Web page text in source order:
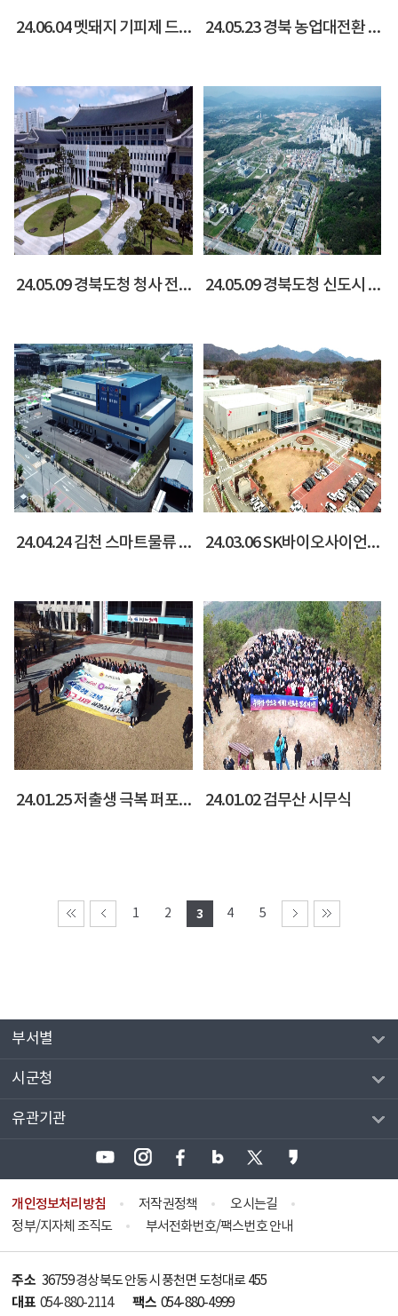
24.06.04 멧돼지 기피제 드론 살포 현장 24.05.23 경북 농업대전환 성과보고회(문경 영순면 들녘)
24.05.09 경북도청 청사 전경 24.05.09 경북도청 신도시 전경
24.04.24 김천 스마트물류 복합시설 24.03.06 SK바이오사이언스 안동공장
24.01.25 저출생 극복 퍼포먼스 24.01.02 검무산 시무식
1 2 3 4 5
부서별
시군청
유관기관
개인정보처리방침 저작권정책
오시는길
정부/지자체 조직도
부서전화번호/팩스번호 안내
주소 36759 경상북도 안동시 풍천면 도청대로 455
대표 054-880-2114 팩스 054-880-4999